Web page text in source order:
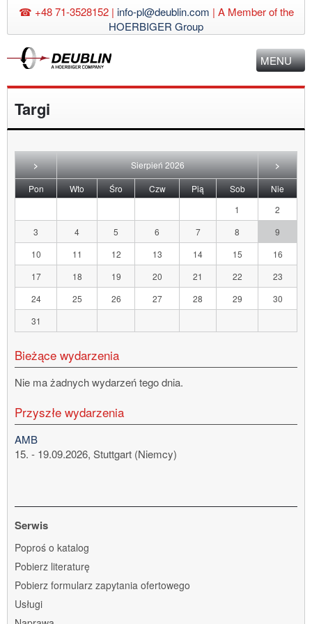
☎ +48 71-3528152 | info-pl@deublin.com | A Member of the
HOERBIGER Group
MENU
Targi
> Sierpień 2026 >
PoniedziałekWtorek Środa Czwartek Piątek Sobota Niedziela
1
2
3
4 5 6 7 8
9
10
11 12 13 14 15
16
17
18 19 20 21 22
23
24
25 26 27 28 29
30
31
Bieżące wydarzenia
Nie ma żadnych wydarzeń tego dnia.
Przyszłe wydarzenia
AMB
15. - 19.09.2026, Stuttgart (Niemcy)
Serwis
Pomiń
nawigację
Poproś o katalog
Pobierz literaturę
Pobierz formularz zapytania ofertowego
Usługi